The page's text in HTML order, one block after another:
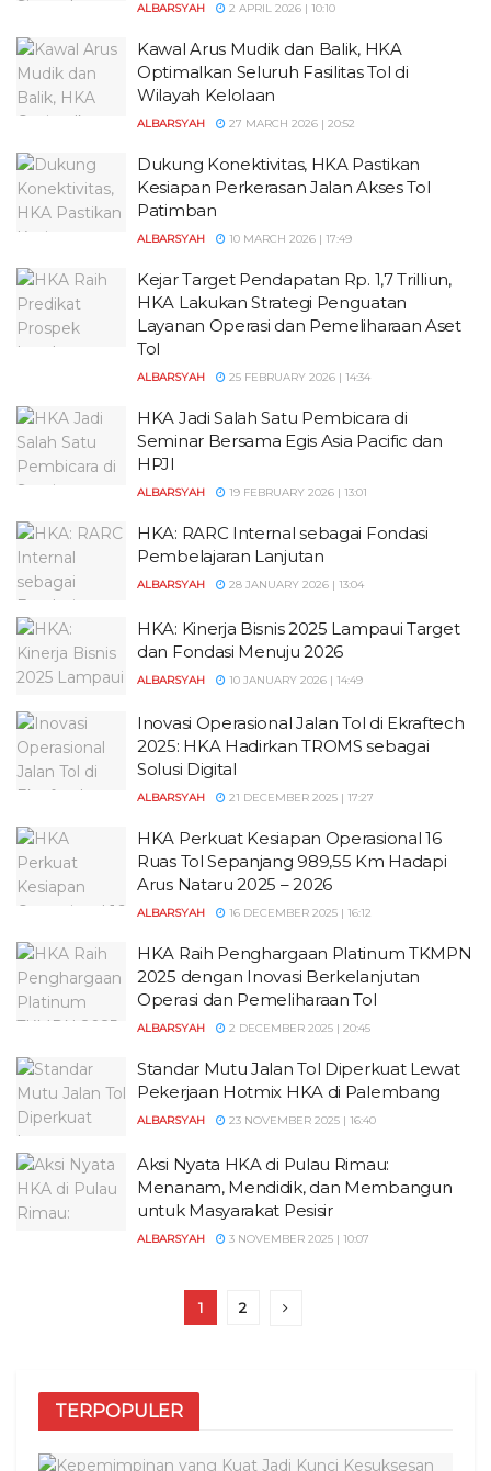
ALBARSYAH 2 APRIL 2026 | 10:10
Kawal Arus Mudik dan Balik, HKA
Optimalkan Seluruh Fasilitas Tol di
Wilayah Kelolaan
ALBARSYAH 27 MARCH 2026 | 20:52
Dukung Konektivitas, HKA Pastikan
Kesiapan Perkerasan Jalan Akses Tol
Patimban
ALBARSYAH 10 MARCH 2026 | 17:49
Kejar Target Pendapatan Rp. 1,7 Trilliun,
HKA Lakukan Strategi Penguatan
Layanan Operasi dan Pemeliharaan Aset
Tol
ALBARSYAH 25 FEBRUARY 2026 | 14:34
HKA Jadi Salah Satu Pembicara di
Seminar Bersama Egis Asia Pacific dan
HPJI
ALBARSYAH 19 FEBRUARY 2026 | 13:01
HKA: RARC Internal sebagai Fondasi
Pembelajaran Lanjutan
ALBARSYAH 28 JANUARY 2026 | 13:04
HKA: Kinerja Bisnis 2025 Lampaui Target
dan Fondasi Menuju 2026
ALBARSYAH 10 JANUARY 2026 | 14:49
Inovasi Operasional Jalan Tol di Ekraftech
2025: HKA Hadirkan TROMS sebagai
Solusi Digital
ALBARSYAH 21 DECEMBER 2025 | 17:27
HKA Perkuat Kesiapan Operasional 16
Ruas Tol Sepanjang 989,55 Km Hadapi
Arus Nataru 2025 – 2026
ALBARSYAH 16 DECEMBER 2025 | 16:12
HKA Raih Penghargaan Platinum TKMPN
2025 dengan Inovasi Berkelanjutan
Operasi dan Pemeliharaan Tol
ALBARSYAH 2 DECEMBER 2025 | 20:45
Standar Mutu Jalan Tol Diperkuat Lewat
Pekerjaan Hotmix HKA di Palembang
ALBARSYAH 23 NOVEMBER 2025 | 16:40
Aksi Nyata HKA di Pulau Rimau:
Menanam, Mendidik, dan Membangun
untuk Masyarakat Pesisir
ALBARSYAH 3 NOVEMBER 2025 | 10:07
1 2
TERPOPULER